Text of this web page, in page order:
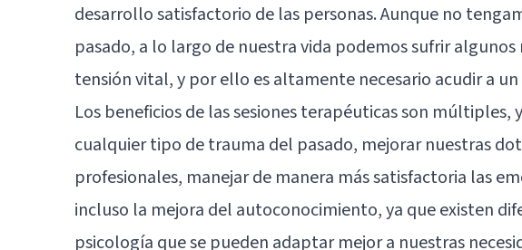
desarrollo satisfactorio de las personas. Aunque no
pasado, a lo largo de nuestra vida podemos sufrir
tensión vital, y por ello es altamente necesario acudir a
Los beneficios de las sesiones terapéuticas son múltiples,
cualquier tipo de trauma del pasado, mejorar nuestras
profesionales, manejar de manera más satisfactoria las
incluso la mejora del autoconocimiento, ya que existen
psicología que se pueden adaptar mejor a nuestras